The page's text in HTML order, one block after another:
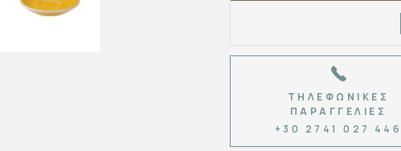
ΤΗΛΕΦΩΝΙΚΈΣ
ΠΑΡΑΓΓΕΛΊΕΣ
+30 2741 027 446